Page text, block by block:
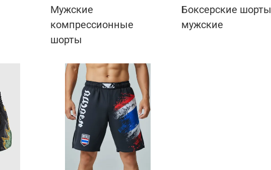
Мужские
компрессионные
шорты
Боксерские шорты
мужские